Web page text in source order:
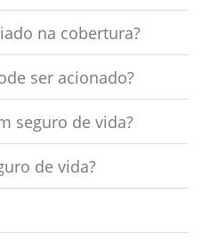
na cobertura?
ser acionado?
seguro de vida?
de vida?